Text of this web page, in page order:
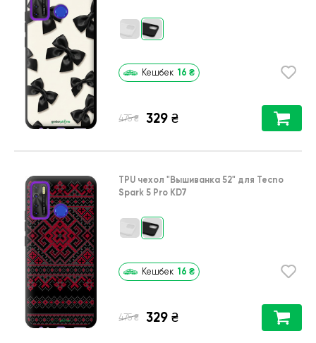
Кешбек 16 ₴
475 ₴ 329 ₴
TPU чехол "Вышиванка 52" для Tecno
Spark 5 Pro KD7
Кешбек 16 ₴
475 ₴ 329 ₴